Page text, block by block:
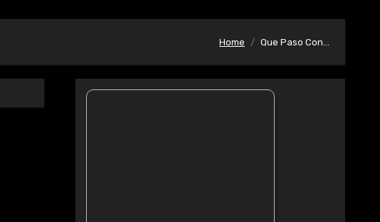
Home Que Paso Con…